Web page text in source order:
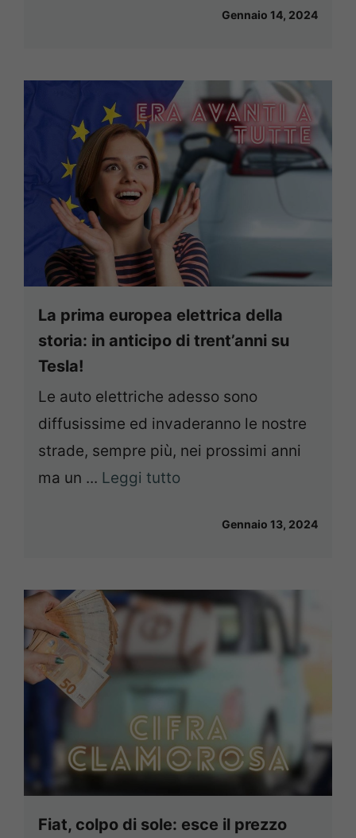
Gennaio 14, 2024
La prima europea elettrica della
storia: in anticipo di trent’anni su
Tesla!
Le auto elettriche adesso sono
diffusissime ed invaderanno le nostre
strade, sempre più, nei prossimi anni
ma un ... Leggi tutto
Gennaio 13, 2024
Fiat, colpo di sole: esce il prezzo